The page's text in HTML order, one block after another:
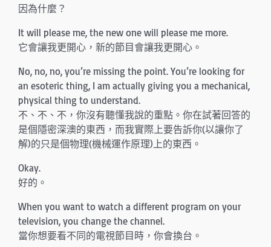
因為什麼？
It will please me, the new one will please me more.
它會讓我更開心，新的節目會讓我更開心。
No, no, no, you’re missing the point. You’re looking for
an esoteric thing, I am actually giving you a mechanical,
physical thing to understand.
不、不、不，你沒有聽懂我說的重點。你在試著回答的
是個隱密深澳的東西，而我實際上要告訴你(以讓你了
解)的只是個物理(機械運作原理)上的東西。
Okay.
好的。
When you want to watch a different program on your
television, you change the channel.
當你想要看不同的電視節目時，你會換台。